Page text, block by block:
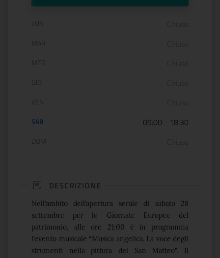
Orario di apertura:
LUN
MAR
MER
GIO
VEN
SAB 09:00 18:30
DOM
DESCRIZIONE
Nell’ambito dell’apertura serale di sabato 28
settembre per le Giornate Europee del
patrimonio, alle ore 21:00 è in programma
l’evento musicale “Musica angelica. La voce degli
strumenti nella pittura del San Matteo”. Il